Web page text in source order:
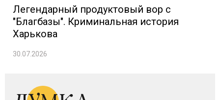
Легендарный продуктовый вор с
"Благбазы". Криминальная история
Харькова
30.07.2026